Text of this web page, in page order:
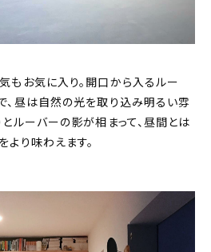
もお気に入り。開口から入るルー
、昼は自然の光を取り込み明るい雰
ルーバーの影が相まって、昼間とは
り味わえます。